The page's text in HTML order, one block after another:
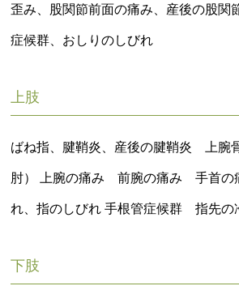
歪み、股関節前面の痛み、産後の股
症候群、おしりのしびれ
上肢
ばね指、腱鞘炎、産後の腱鞘炎 上腕
肘） 上腕の痛み 前腕の痛み 手首
れ、指のしびれ 手根管症候群 指先
下肢